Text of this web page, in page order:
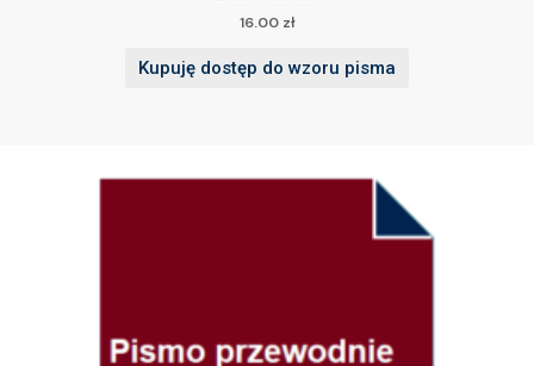
16.00 zł
Kupuję dostęp do wzoru pisma